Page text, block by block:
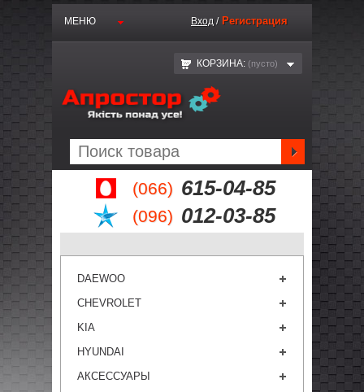
(066) 615-04-85
(096) 012-03-85
МЕНЮ Вход / Регистрация
КОРЗИНА: (пустo)
DAEWOO
CHEVROLET
KIA
HYUNDAI
АКСЕССУАРЫ